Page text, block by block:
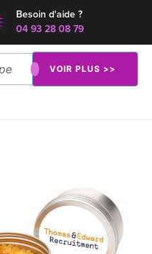
Besoin d'aide ?
04 93 28 08 79
VOIR PLUS >>